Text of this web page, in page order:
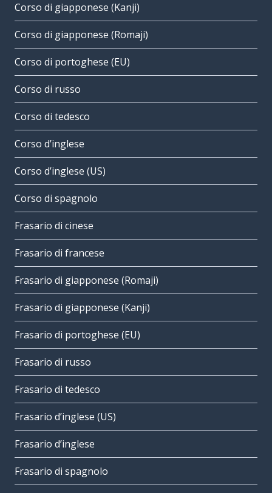
Corso di giapponese (Kanji)
Corso di giapponese (Romaji)
Corso di portoghese (EU)
Corso di russo
Corso di tedesco
Corso d’inglese
Corso d’inglese (US)
Corso di spagnolo
Frasario di cinese
Frasario di francese
Frasario di giapponese (Romaji)
Frasario di giapponese (Kanji)
Frasario di portoghese (EU)
Frasario di russo
Frasario di tedesco
Frasario d’inglese (US)
Frasario d’inglese
Frasario di spagnolo